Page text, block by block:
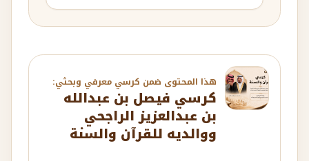
هذا المحتوى ضمن كرسي معرفي وبحثي:
كرسي فيصل بن عبدالله
بن عبدالعزيز الراجحي
ووالديه للقرآن والسنة